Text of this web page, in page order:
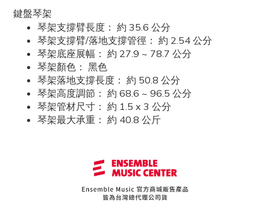
鍵盤琴架
琴架支撐臂長度： 約 35.6 公分
琴架支撐臂/落地支撐管徑： 約 2.54 公分
琴架底座展幅： 約 27.9 ~ 78.7 公分
琴架顏色： 黑色
琴架落地支撐長度： 約 50.8 公分
琴架高度調節： 約 68.6 ~ 96.5 公分
琴架管材尺寸： 約 1.5 x 3 公分
琴架最大承重： 約 40.8 公斤